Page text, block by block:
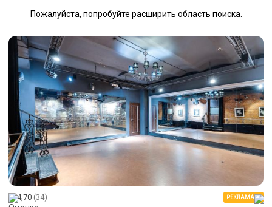
Пожалуйста, попробуйте расширить область поиска.
4,70 (34) РЕКЛАМА